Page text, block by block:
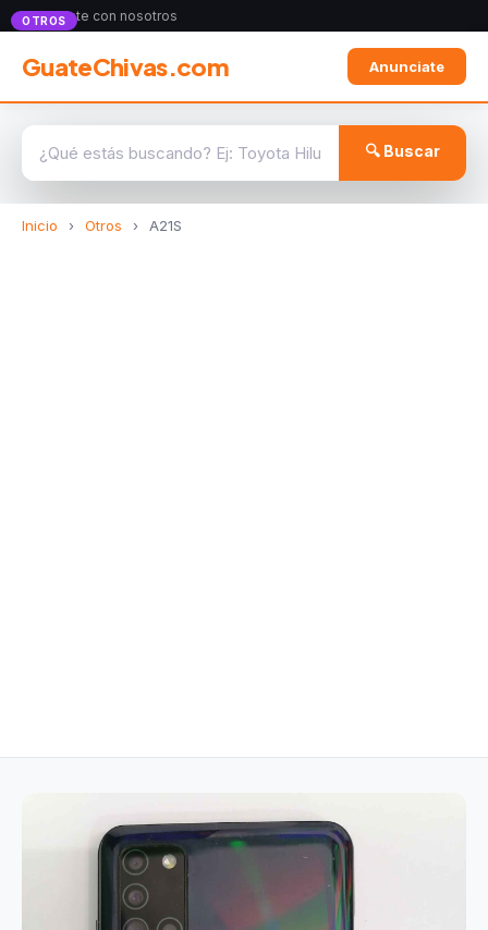
Anunciate con nosotros
GuateChivas.com Anunciate
🔍 Buscar
Inicio › Otros › A21S
OTROS